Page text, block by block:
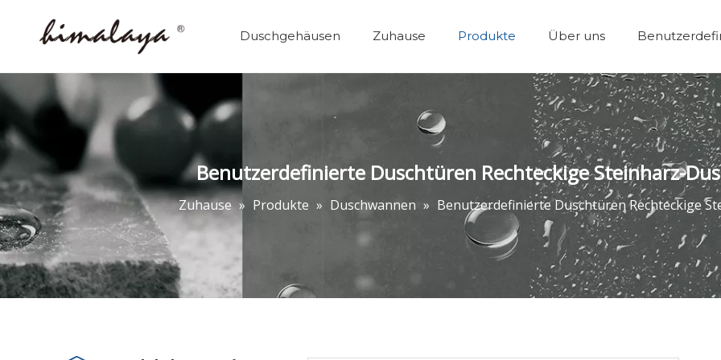
Duschgehäusen Zuhause Produkte Über uns
Benutzerdefinierte Duschtüren Rechteckige Steinharz-
Zuhause » Produkte » Duschwannen » Benutzerdefinierte Duschtüren Rechteckige